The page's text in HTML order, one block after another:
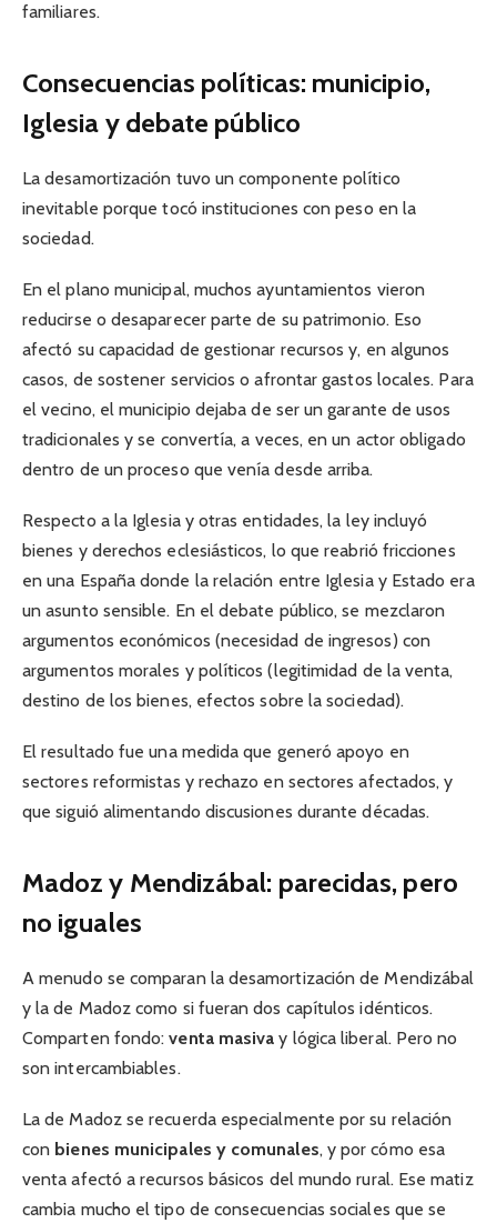
familiares.
Consecuencias políticas: municipio,
Iglesia y debate público
La desamortización tuvo un componente político
inevitable porque tocó instituciones con peso en la
sociedad.
En el plano municipal, muchos ayuntamientos vieron
reducirse o desaparecer parte de su patrimonio. Eso
afectó su capacidad de gestionar recursos y, en algunos
casos, de sostener servicios o afrontar gastos locales. Para
el vecino, el municipio dejaba de ser un garante de usos
tradicionales y se convertía, a veces, en un actor obligado
dentro de un proceso que venía desde arriba.
Respecto a la Iglesia y otras entidades, la ley incluyó
bienes y derechos eclesiásticos, lo que reabrió fricciones
en una España donde la relación entre Iglesia y Estado era
un asunto sensible. En el debate público, se mezclaron
argumentos económicos (necesidad de ingresos) con
argumentos morales y políticos (legitimidad de la venta,
destino de los bienes, efectos sobre la sociedad).
El resultado fue una medida que generó apoyo en
sectores reformistas y rechazo en sectores afectados, y
que siguió alimentando discusiones durante décadas.
Madoz y Mendizábal: parecidas, pero
no iguales
A menudo se comparan la desamortización de Mendizábal
y la de Madoz como si fueran dos capítulos idénticos.
Comparten fondo:venta masiva y lógica liberal. Pero no
son intercambiables.
La de Madoz se recuerda especialmente por su relación
con bienes municipales y comunales, y por cómo esa
venta afectó a recursos básicos del mundo rural. Ese matiz
cambia mucho el tipo de consecuencias sociales que se